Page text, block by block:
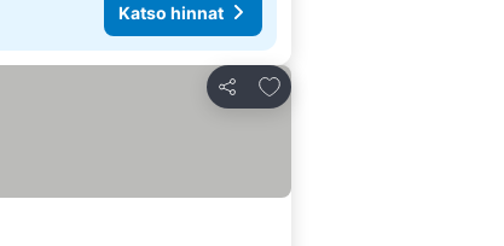
Katso hinnat
Jaa
Lisää suosikkeihin